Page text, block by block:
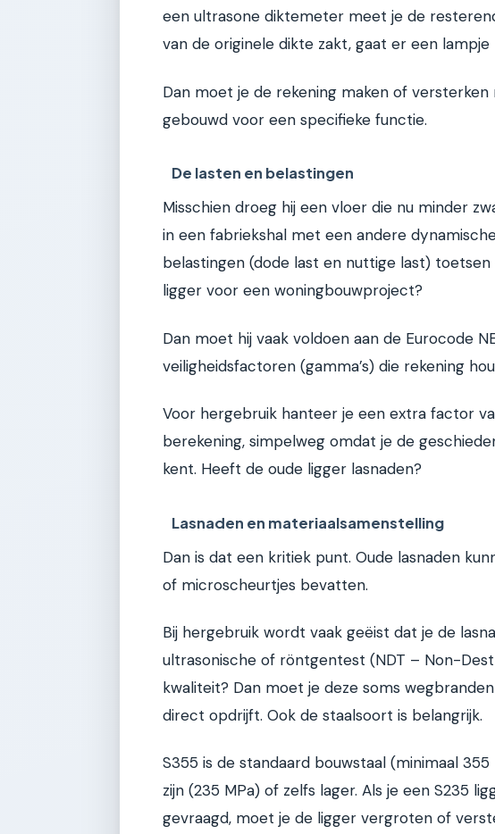
een ultrasone diktemeter meet je de
van de originele dikte zakt, gaat er een lampje
Dan moet je de rekening maken of versterken
gebouwd voor een specifieke functie.
De lasten en belastingen
Misschien droeg hij een vloer die nu minder
in een fabriekshal met een andere
belastingen (dode last en nuttige last)
ligger voor een woningbouwproject?
Dan moet hij vaak voldoen aan de Eurocode
veiligheidsfactoren (gamma’s) die rekening
Voor hergebruik hanteer je een extra factor
berekening, simpelweg omdat je de
kent. Heeft de oude ligger lasnaden?
Lasnaden en materiaalsamenstelling
Dan is dat een kritiek punt. Oude lasnaden
of microscheurtjes bevatten.
Bij hergebruik wordt vaak geëist dat je de
ultrasonische of röntgentest (NDT – Non-
kwaliteit? Dan moet je deze soms
direct opdrijft. Ook de staalsoort is belangrijk.
S355 is de standaard bouwstaal (minimaal
zijn (235 MPa) of zelfs lager. Als je een S235
gevraagd, moet je de ligger vergroten of